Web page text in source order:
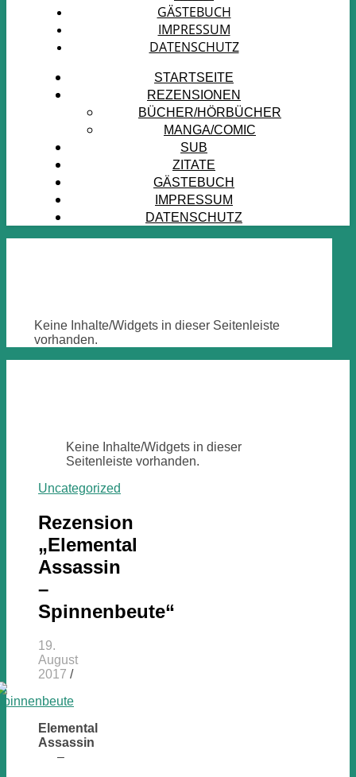
GÄSTEBUCH
IMPRESSUM
DATENSCHUTZ
STARTSEITE
REZENSIONEN
BÜCHER/HÖRBÜCHER
MANGA/COMIC
SUB
ZITATE
GÄSTEBUCH
IMPRESSUM
DATENSCHUTZ
Keine Inhalte/Widgets in dieser Seitenleiste
vorhanden.
Keine Inhalte/Widgets in dieser
Seitenleiste vorhanden.
Uncategorized
Rezension
„Elemental
Assassin
–
Spinnenbeute“
19.
August
2017 /
Elemental
Assassin
–